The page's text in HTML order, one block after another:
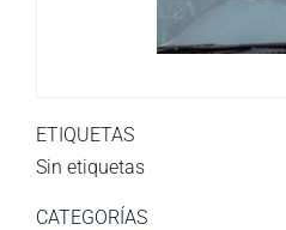
ETIQUETAS
Sin etiquetas
CATEGORÍAS